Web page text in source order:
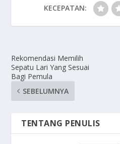
KECEPATAN:
Rekomendasi Memilih
Sepatu Lari Yang Sesuai
Bagi Pemula
SEBELUMNYA
TENTANG PENULIS